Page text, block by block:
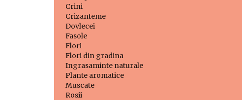
Crini
Crizanteme
Dovlecei
Fasole
Flori
Flori din gradina
Ingrasaminte naturale
Plante aromatice
Muscate
Rosii